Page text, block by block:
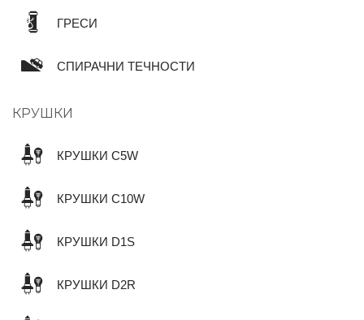
ГРЕСИ
СПИРАЧНИ ТЕЧНОСТИ
КРУШКИ
КРУШКИ C5W
КРУШКИ C10W
КРУШКИ D1S
КРУШКИ D2R